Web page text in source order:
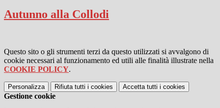
Autunno alla Collodi
Questo sito o gli strumenti terzi da questo utilizzati si avvalgono di
cookie necessari al funzionamento ed utili alle finalità illustrate nella
COOKIE POLICY.
Personalizza Rifiuta tutti i cookies Accetta tutti i cookies
Gestione cookie